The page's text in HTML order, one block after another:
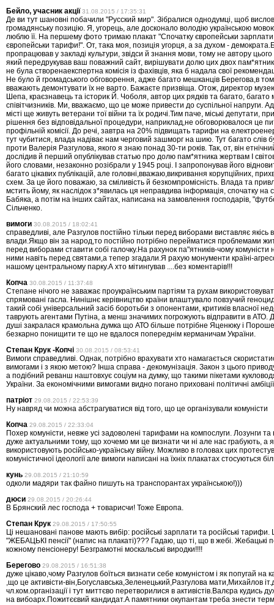
Бейло, учасник акції 31.08.2015 / 17:35:31
Де ви тут шановні побачили "Русский мир". Зібралися однодумці, щоб
громадянську позицію. Я, угорець, але досконало володію українською
люблю її. На першему фото тримаю плакат "Спочатку європейськи зарплати
європейськи тарифи!". От, така моя, позиція угорця, а за духом -
пропрацював у закладі культури, звідси й знання мови, тому не автору цього
який передрукував ваш поважний сайт, вирішувати долю цих двох
не була створенаекспертна комісія із фахівців, яка б надала свої
Не було й громадського обговорення, адже багато мешканців Берегова,в
вважають демонтувати їх не варто. Бажаєте призвіща. Отож, директор
Шепа, краєзнавець та історик Й. Чоболя, автор цих рядків та багато, багато
співітчизників. Ми, вважаємо, що це може привести до суспільної напруги.
місті ще живуть ветерани тої війни та їх родичі.Тим паче, міські депутати,
рішення без відповідальної процедури, наприклад,не обговорювалося це
профільній комісії. До речі, завтра на 20% підвищать тарифи на
тут чубитися, влада надіває нам черговий зашморг на шию. Тут багато слів
проти Валерія Разгулова, якого я знаю понад 30-ти років. Так, от, він
дослідив й перший опублікував статью про долю пам*ятника жертвам І
його словами, незаконно розібрали у 1945 році. І запропонував його
багато цікавих публікацій, але головні,вважаю,викривання корупційних,
схем. За це його поважаю, за сміливість й безкомпромісність. Влада та
мстить йому, як наслідок з*явилась ця неправдива інформація, спочатку на
Бабяка, а потім на інших сайтах, написана на замовлення господарів,
Сільченко.
вимоги 30.08.2015 / 18:02:41
справедливі, але Разгулов постійно тільки перед виборами виставляє якісь
влади.Якщо він за народ,то постійно потрібно перейматися проблемами
перед виборами ставити собі галочку.На рахунок па"ятників-чому комуністи
ними навіть перед святами,а тепер згадали.Я рахую монументи країні-
нашому центральному парку.А хто мітингував ....без коментарів!!!
Копча 30.08.2015 / 11:37:48
Степане нічого не заважає проукраїнським партіям та рухам
спрямовані гасла. Нинішнє керівництво країни влаштувало повзучий
такий собі універсальний засіб боротьби з опонентами, критиків власної
таврують агентами Путіна, а менш значимих погрожують відправити в АТО.
душі закралася крамольна думка що АТО більше потрібне Яценюку і
безкарно понищити те що не вдалося попереднім керманичам України.
Степан Крук -Копчі 30.08.2015 / 08:53:41
Вимоги справедливі. Однак, потрібно врахувати хто намагається
вимогами і з якою метою? Інша справа - декомунізація. Закон з цього
а подібний реванш наштовхує соціум на думку, що такими пікетами
України. За економічними вимогами видно погано приховані політичні
патріот 29.08.2015 / 22:53:39
Ну навряд чи можна абстрагуватися від того, що це організували комуністи
Копча 29.08.2015 / 22:33:04
Похер комуністи, невже усі задоволені тарифами на компослуги. Лозунги та
дуже актуальними тому, що хочемо ми це визнати чи ні але нас грабують, а
використовують російсько-українську війну. Можливо в головах цих
комуністичної ідеології але вимоги написані на їхніх плакатах стосуються
кунь 29.08.2015 / 21:10:59
одколи мадяри так файно пишуть на транспорантах українською!)))
дюси 29.08.2015 / 20:26:44
В Брянский лес господа + товарисчи! Тоже Европа.
Степан Крук 29.08.2015 / 17:50:55
Ці нешановані панове мають вибір: російські зарплати та російські
"ЖЕБАЦЬКІ пенсії" (напис на плакаті)??? Гадаю, що ті, що в жебі. Жебацькі
кожному пенсіонеру! Безграмотні москальські виродки!!!!
Берегово 29.08.2015 / 16:51:38
дуже цікаво,чому Разгулов боїться визнати себе комуністом і як попугай на
,що це активісти-він,Богуславська,Зеленецький,Разгулова мати,Михайлов
чл.ком.організації і тут миттєво перетворилися в активістів.Валєра кудись
на вибоарх.Пожитєєвий кандидат.А памятники окупантам треба знести